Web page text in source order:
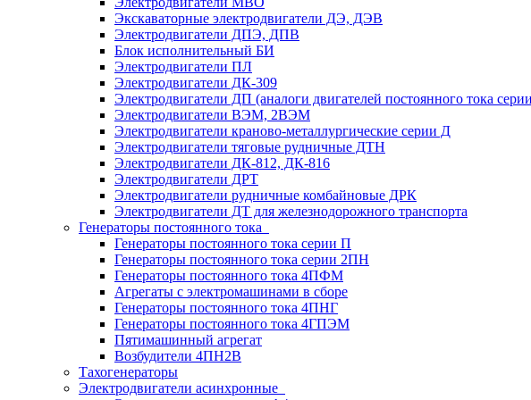
Экскаваторные электродвигатели ДЭ, ДЭВ
Электродвигатели ДПЭ, ДПВ
Блок исполнительный БИ
Электродвигатели ПЛ
Электродвигатели ДК-309
Электродвигатели ДП (аналоги двигателей постоянного тока
Электродвигатели ВЭМ, 2ВЭМ
Электродвигатели краново-металлургические серии Д
Электродвигатели тяговые рудничные ДТН
Электродвигатели ДК-812, ДК-816
Электродвигатели ДРТ
Электродвигатели рудничные комбайновые ДРК
Электродвигатели ДТ для железнодорожного транспорта
Генераторы постоянного тока
Генераторы постоянного тока серии П
Генераторы постоянного тока серии 2ПН
Генераторы постоянного тока 4ПФМ
Агрегаты с электромашинами в сборе
Генераторы постоянного тока 4ПНГ
Генераторы постоянного тока 4ГПЭМ
Пятимашинный агрегат
Возбудители 4ПН2В
Тахогенераторы
Электродвигатели асинхронные